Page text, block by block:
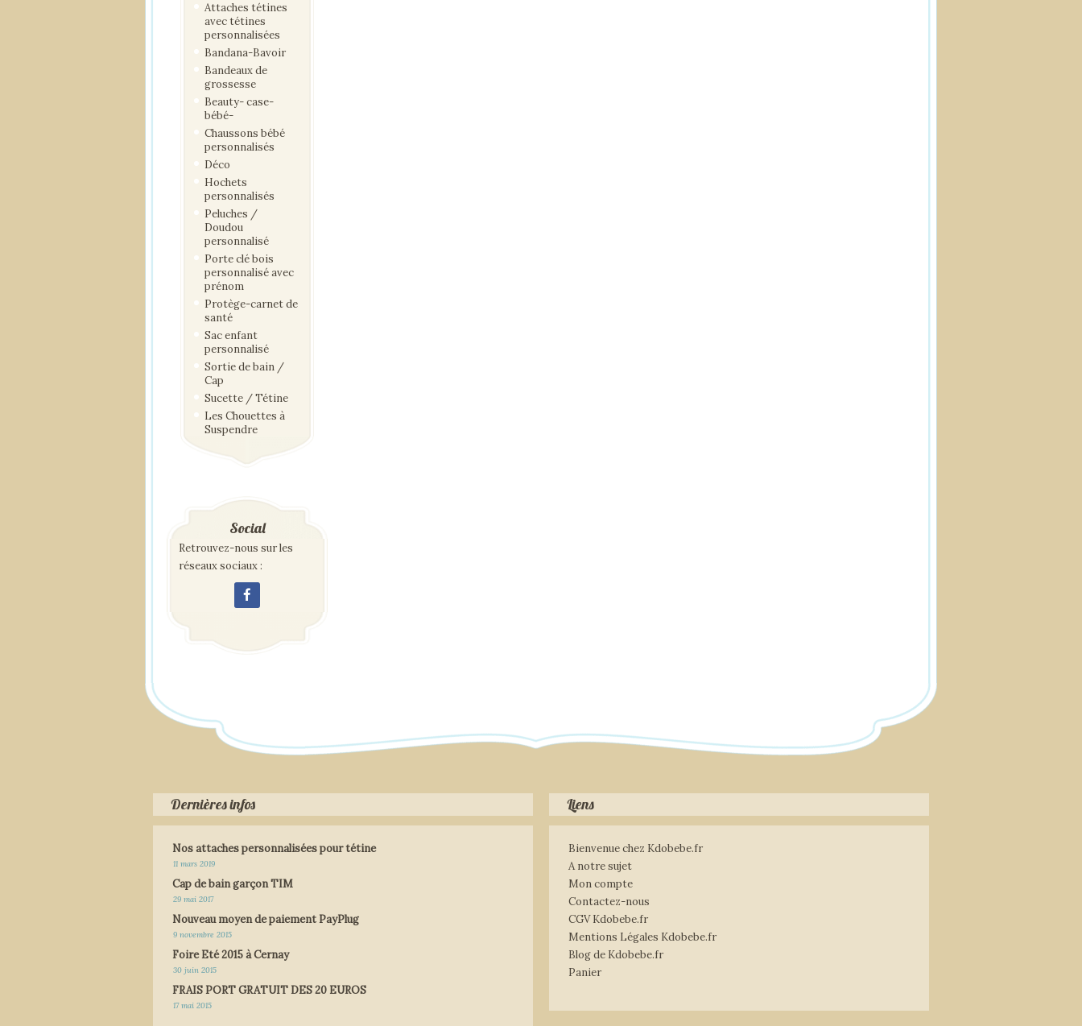
Attaches tétines
avec tétines
personnalisées
Bandana-Bavoir
Bandeaux de
grossesse
Beauty- case-
bébé-
Chaussons bébé
personnalisés
Déco
Hochets
personnalisés
Peluches /
Doudou
personnalisé
Porte clé bois
personnalisé avec
prénom
Protège-carnet de
santé
Sac enfant
personnalisé
Sortie de bain /
Cap
Sucette / Tétine
Les Chouettes à
Suspendre
Social
Retrouvez-nous sur les
réseaux sociaux :
Dernières infos
Nos attaches personnalisées pour tétine
11 mars 2019
Cap de bain garçon TIM
29 mai 2017
Nouveau moyen de paiement PayPlug
9 novembre 2015
Foire Eté 2015 à Cernay
30 juin 2015
FRAIS PORT GRATUIT DES 20 EUROS
17 mai 2015
Liens
Bienvenue chez Kdobebe.fr
A notre sujet
Mon compte
Contactez-nous
CGV Kdobebe.fr
Mentions Légales Kdobebe.fr
Blog de Kdobebe.fr
Panier